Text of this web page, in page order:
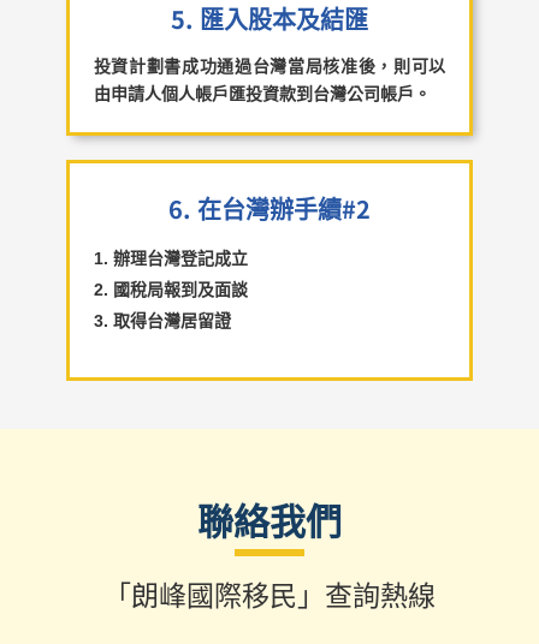
5. 匯入股本及結匯
投資計劃書成功通過台灣當局核准後，則可以
由申請人個人帳戶匯投資款到台灣公司帳戶。
6. 在台灣辦手續#2
辦理台灣登記成立
國稅局報到及面談
取得台灣居留證
聯絡我們
「朗峰國際移民」查詢熱線